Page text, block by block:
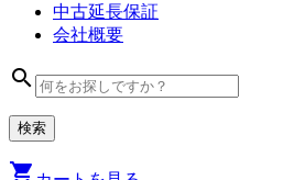
中古延長保証
会社概要
search
shopping_cart